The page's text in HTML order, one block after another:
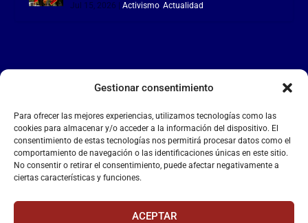
Gestionar consentimiento
Para ofrecer las mejores experiencias, utilizamos tecnologías como las
cookies para almacenar y/o acceder a la información del dispositivo. El
consentimiento de estas tecnologías nos permitirá procesar datos como el
comportamiento de navegación o las identificaciones únicas en este sitio.
No consentir o retirar el consentimiento, puede afectar negativamente a
ciertas características y funciones.
ACEPTAR
Jul 15, 2026 |Activismo,Actualidad
LA FALANGE
Reproductor
de
vídeo